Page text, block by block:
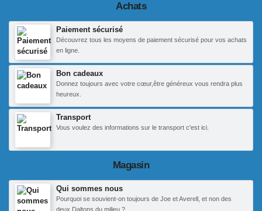
Achats
Paiement sécurisé
Découvrez tous les moyens de paiement sécurisé pour vos achats
en ligne.
Bon cadeaux
Donnez toujours avec votre cœur,être généreux vous rendra plus
heureux.
Transport
Vous voulez des informations sur le transport c'est ici.
Magasin
Qui sommes nous
Pourquoi se souvient-on toujours de Joe et Averell, et non des
deux Daltons du milieu ?